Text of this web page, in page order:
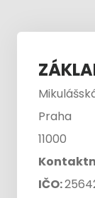
Praha
11000
IČO: